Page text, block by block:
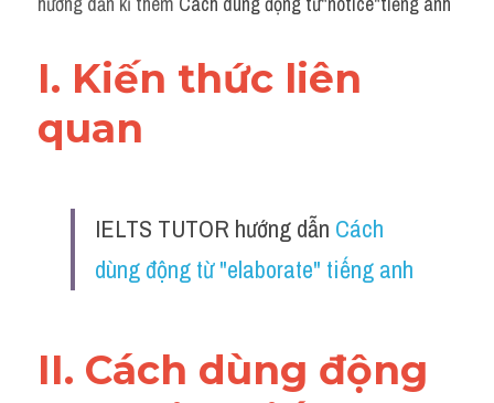
Grammar
Collocation
Verb
Giải đề THPT
I. Kiến thức liên
quan
IELTS TUTOR hướng dẫn Cách
dùng động từ "elaborate" tiếng anh
II. Cách dùng động